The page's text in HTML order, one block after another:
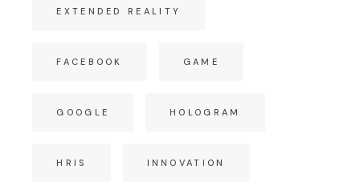
EXTENDED REALITY
FACEBOOK GAME
GOOGLE HOLOGRAM
HRIS INNOVATION